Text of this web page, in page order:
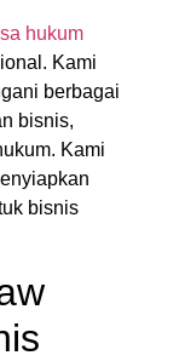
hukum
Kami
berbagai
bisnis,
Kami
bisnis